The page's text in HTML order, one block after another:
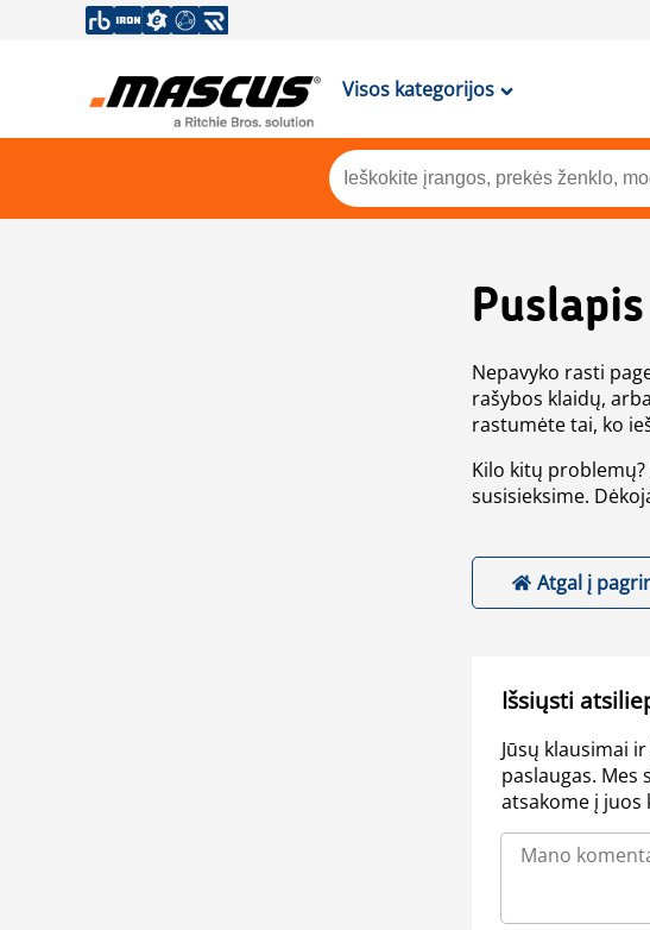
Visos kategorijos
Nepavyko rasti
rašybos klaidų,
rastumėte tai, ko
Kilo kitų
susisieksime.
Atgal į
Išsiųsti
Jūsų klausimai
paslaugas.
atsakome į juos